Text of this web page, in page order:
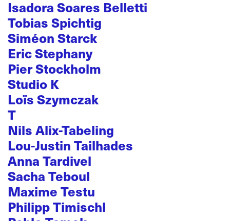
Isadora Soares Belletti
Tobias Spichtig
Siméon Starck
Eric Stephany
Pier Stockholm
Studio K
Loïs Szymczak
T
Nils Alix-Tabeling
Lou-Justin Tailhades
Anna Tardivel
Sacha Teboul
Maxime Testu
Philipp Timischl